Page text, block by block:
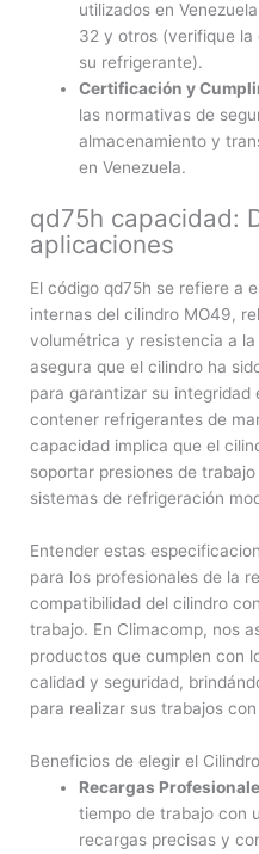
utilizados en
32 y otros (verifique
su refrigerante).
Certificación y
las normativas de
almacenamiento y
en Venezuela.
qd75h capacidad:
aplicaciones
El código qd75h se refiere a
internas del cilindro MO49,
volumétrica y resistencia a
asegura que el cilindro ha
para garantizar su
contener refrigerantes de
capacidad implica que el
soportar presiones de
sistemas de refrigeración
Entender estas
para los profesionales de la
compatibilidad del cilindro
trabajo. En Climacomp, nos
productos que cumplen con
calidad y seguridad,
para realizar sus trabajos
Beneficios de elegir el
Recargas
tiempo de trabajo con
recargas precisas y